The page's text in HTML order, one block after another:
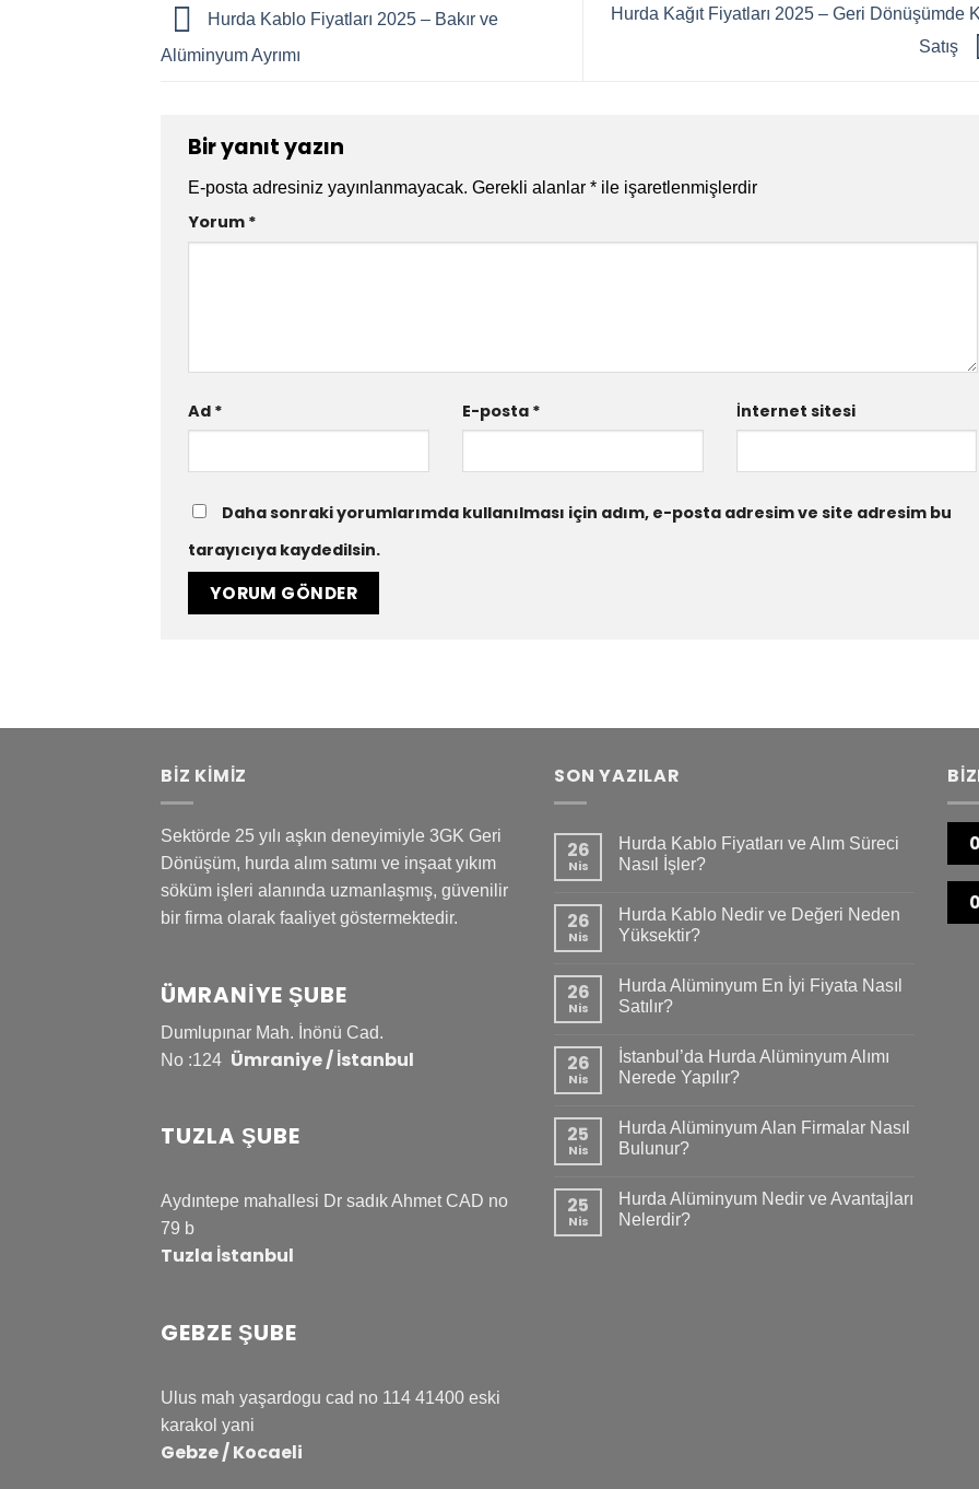
Hurda Kablo Fiyatları 2025 – Bakır ve
Alüminyum Ayrımı
Hurda Kağıt Fiyatları 2025 – Geri Dönüşümde
Satış
Bir yanıt yazın
E-posta adresiniz yayınlanmayacak. Gerekli alanlar * ile işaretlenmişlerdir
Yorum *
Ad * E-posta * İnternet sitesi
Daha sonraki yorumlarımda kullanılması için adım, e-posta adresim ve site adresim bu
tarayıcıya kaydedilsin.
BİZ KİMİZ
Sektörde 25 yılı aşkın deneyimiyle 3GK Geri
Dönüşüm, hurda alım satımı ve inşaat yıkım
söküm işleri alanında uzmanlaşmış, güvenilir
bir firma olarak faaliyet göstermektedir.
ÜMRANIYE ŞUBE
Dumlupınar Mah. İnönü Cad.
No :124 Ümraniye / İstanbul
TUZLA ŞUBE
Aydıntepe mahallesi Dr sadık Ahmet CAD no
79 b
Tuzla İstanbul
GEBZE ŞUBE
Ulus mah yaşardogu cad no 114 41400 eski
karakol yani
Gebze / Kocaeli
SON YAZILAR
26
Nis
Hurda Kablo Fiyatları ve Alım Süreci
Nasıl İşler?
26
Nis
Hurda Kablo Nedir ve Değeri Neden
Yüksektir?
26
Nis
Hurda Alüminyum En İyi Fiyata Nasıl
Satılır?
26
Nis
İstanbul’da Hurda Alüminyum Alımı
Nerede Yapılır?
25
Nis
Hurda Alüminyum Alan Firmalar Nasıl
Bulunur?
25
Nis
Hurda Alüminyum Nedir ve Avantajları
Nelerdir?